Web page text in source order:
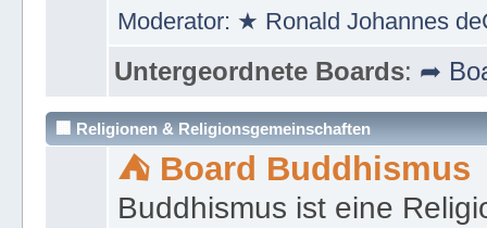
Moderator: ★ Ronald Johannes
Untergeordnete Boards: ➦
🏢 Religionen & Religionsgemeinschaften
⛺ Board Buddhismus
Buddhismus ist eine